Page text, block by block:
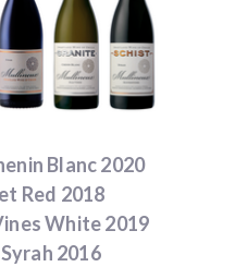
Blanc 2020
Red 2018
White 2019
2016